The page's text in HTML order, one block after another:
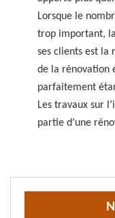
Lorsque le
trop important,
ses clients est la
de la rénovation
parfaitement
Les travaux sur
partie d’une